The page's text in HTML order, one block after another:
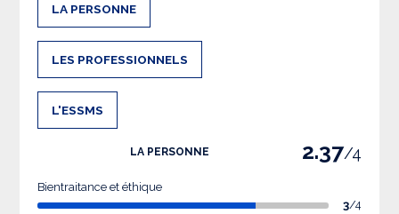
LA PERSONNE
LES PROFESSIONNELS
L'ESSMS
LA PERSONNE 2.37/4
Bientraitance et éthique
3/4